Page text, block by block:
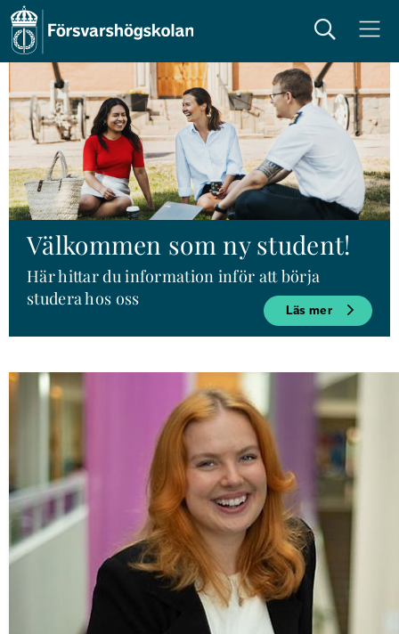
Sök Meny
Välkommen som ny student!
Här hittar du information inför att börja
studera hos oss
Läs mer